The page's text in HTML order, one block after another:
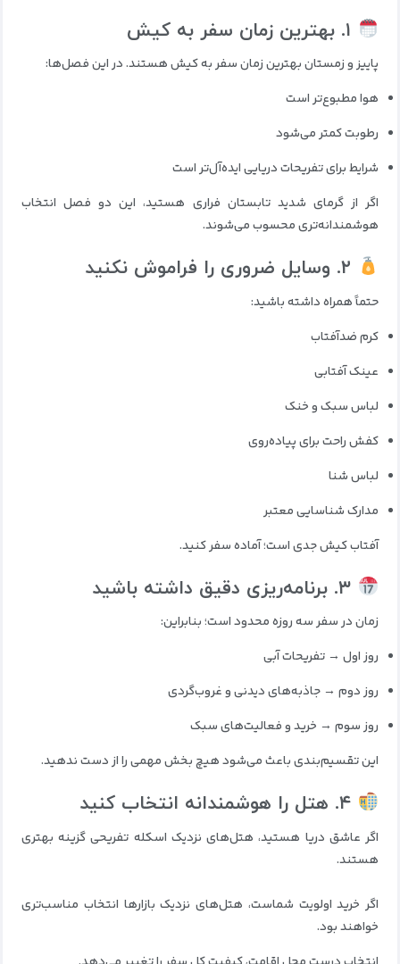
پاییز و زمستان بهترین زمان سفر به کیش هستند. در این فصل‌ها:
هوا مطبوع‌تر است
رطوبت کمتر می‌شود
شرایط برای تفریحات دریایی ایده‌آل‌تر است
اگر از گرمای شدید تابستان فراری هستید، این دو فصل انتخاب
هوشمندانه‌تری محسوب می‌شوند.
حتماً همراه داشته باشید:
کرم ضدآفتاب
عینک آفتابی
لباس سبک و خنک
کفش راحت برای پیاده‌روی
لباس شنا
مدارک شناسایی معتبر
آفتاب کیش جدی است؛ آماده سفر کنید.
زمان در سفر سه روزه محدود است؛ بنابراین:
روز اول → تفریحات آبی
روز دوم → جاذبه‌های دیدنی و غروب‌گردی
روز سوم → خرید و فعالیت‌های سبک
این تقسیم‌بندی باعث می‌شود هیچ بخش مهمی را از دست ندهید.
اگر عاشق دریا هستید، هتل‌های نزدیک اسکله تفریحی گزینه بهتری
هستند.
اگر خرید اولویت شماست، هتل‌های نزدیک بازارها انتخاب مناسب‌تری
خواهند بود.